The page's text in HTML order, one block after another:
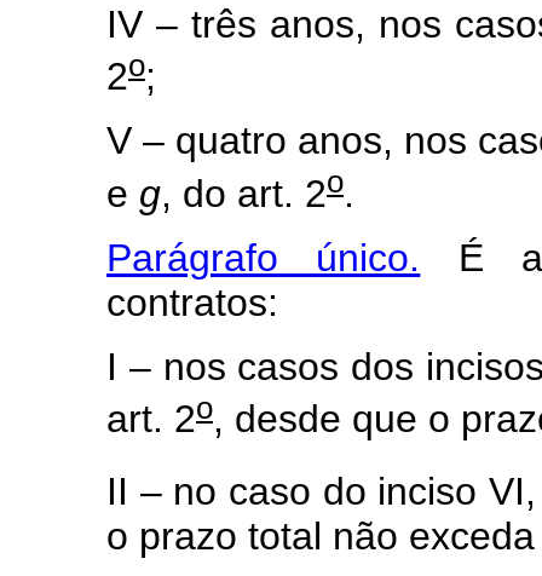
IV – três anos, nos
2o;
V – quatro anos, nos
e g, do art. 2o.
Parágrafo único. É
contratos:
I – nos casos dos
art. 2o, desde que o
II – no caso do inciso
o prazo total não